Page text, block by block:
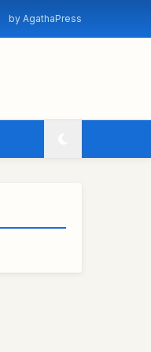
by AgathaPress